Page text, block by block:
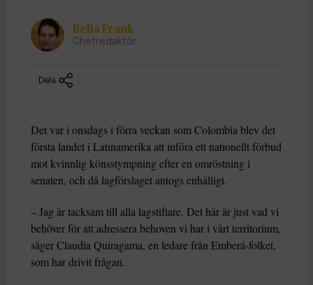
Bella Frank
Chefredaktör
Dela
Det var i onsdags i förra veckan som Colombia blev det
första landet i Latinamerika att införa ett nationellt förbud
mot kvinnlig könsstympning efter en omröstning i
senaten, och då lagförslaget antogs enhälligt.
– Jag är tacksam till alla lagstiftare. Det här är just vad vi
behöver för att adressera behoven vi har i vårt territorium,
säger Claudia Quiragama, en ledare från Emberá-folket,
som har drivit frågan.